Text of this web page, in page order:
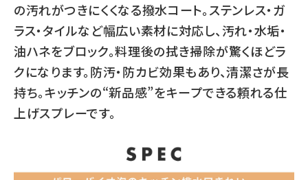
の汚れがつきにくくなる撥水コート。ステンレス・ガ
ラス・タイルなど幅広い素材に対応し、汚れ・水垢・
油ハネをブロック。料理後の拭き掃除が驚くほどラ
クになります。防汚・防カビ効果もあり、清潔さが長
持ち。キッチンの“新品感”をキープできる頼れる仕
上げスプレーです。